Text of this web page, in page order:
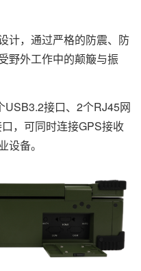
计，通过严格的防震、防
野外工作中的颠簸与振
USB3.2接口、2个RJ45网
，可同时连接GPS接收
备。